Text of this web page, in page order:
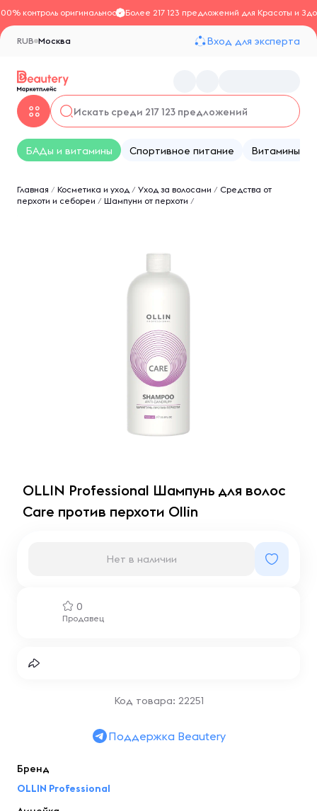
контроль оригинальностиБолее 217 123 предложений для Красоты и
Москва
RUB Вход для эксперта
БАДы и витамины Спортивное питание Витамины
Главная / Косметика и уход / Уход за волосами / Средства от
перхоти и себореи / Шампуни от перхоти /
OLLIN Professional Шампунь для волос
Care против перхоти Ollin
0
Продавец
Нет в наличии
Код товара: 22251
Поддержка Beautery
Бренд
OLLIN Professional